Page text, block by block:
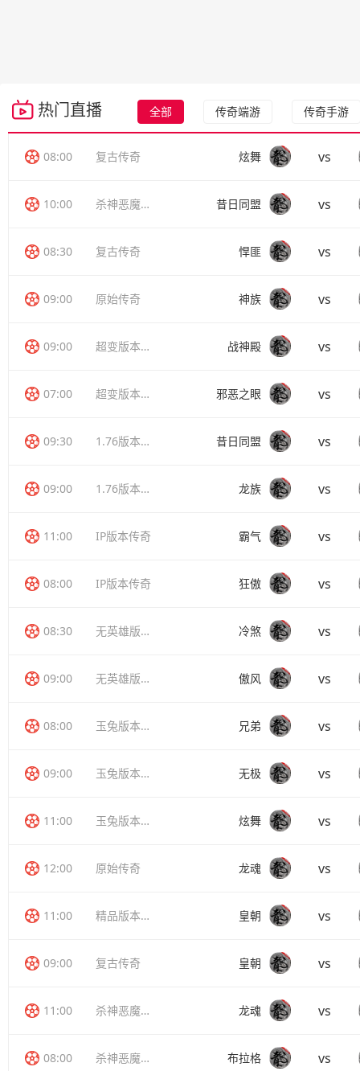
热门直播 全部 传奇端游 传奇手游
08:00 复古传奇 炫舞 vs
10:00 杀神恶魔传奇 昔日同盟 vs
08:30 复古传奇 悍匪 vs
09:00 原始传奇 神族 vs
09:00 超变版本传奇 战神殿 vs
07:00 超变版本传奇 邪恶之眼 vs
09:30 1.76版本传奇 昔日同盟 vs
09:00 1.76版本传奇 龙族 vs
11:00 IP版本传奇 霸气 vs
08:00 IP版本传奇 狂傲 vs
08:30 无英雄版传奇 冷煞 vs
09:00 无英雄版传奇 傲风 vs
08:00 玉兔版本传奇 兄弟 vs
09:00 玉兔版本传奇 无极 vs
11:00 玉兔版本传奇 炫舞 vs
12:00 原始传奇 龙魂 vs
11:00 精品版本传奇 皇朝 vs
09:00 复古传奇 皇朝 vs
11:00 杀神恶魔传奇 龙魂 vs
08:00 杀神恶魔传奇 布拉格 vs